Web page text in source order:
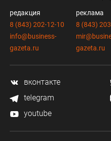
редакция
8 (843) 202-12-10
info@business-
gazeta.ru
реклама
8 (843)
gazeta.ru
вконтакте
telegram
youtube